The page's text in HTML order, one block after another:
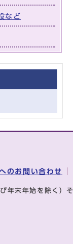
など
のお問い合わせ
年末年始を除く）そ